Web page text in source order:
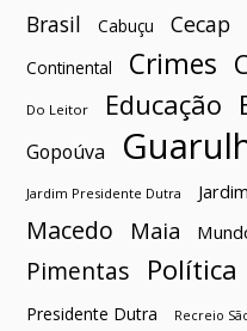
Brasil Cabuçu Cecap
Continental Crimes
Do Leitor Educação
Gopoúva
Jardim Presidente Dutra
Macedo
Maia
Pimentas Política
Presidente Dutra Recreio